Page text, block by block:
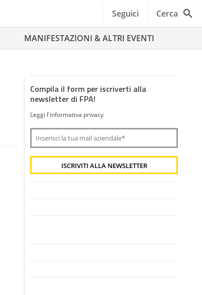
Seguici Cerca
MANIFESTAZIONI & ALTRI EVENTI
Compila il form per iscriverti alla
newsletter di FPA!
Leggi l'informativa privacy